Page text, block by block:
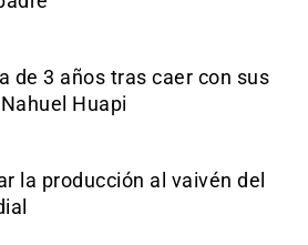
de 3 años tras caer con sus
Huapi
la producción al vaivén del